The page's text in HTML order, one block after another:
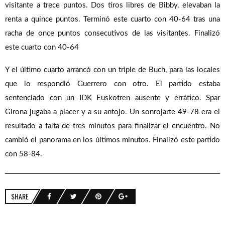
visitante a trece puntos. Dos tiros libres de Bibby, elevaban la
renta a quince puntos. Terminó este cuarto con 40-64 tras una
racha de once puntos consecutivos de las visitantes. Finalizó
este cuarto con 40-64
Y el último cuarto arrancó con un triple de Buch, para las locales
que lo respondió Guerrero con otro. El partido estaba
sentenciado con un IDK Euskotren ausente y errático. Spar
Girona jugaba a placer y a su antojo. Un sonrojarte 49-78 era el
resultado a falta de tres minutos para finalizar el encuentro. No
cambió el panorama en los últimos minutos. Finalizó este partido
con 58-84.
SHARE